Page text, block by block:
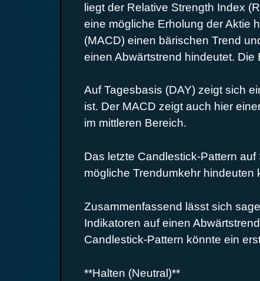
liegt der Relative Strength Index
eine mögliche Erholung der Aktie
(MACD) einen bärischen Trend
einen Abwärtstrend hindeutet.
Auf Tagesbasis (DAY) zeigt sich
ist. Der MACD zeigt auch hier
im mittleren Bereich.
Das letzte Candlestick-Pattern
mögliche Trendumkehr hindeuten
Zusammenfassend lässt sich
Indikatoren auf einen
Candlestick-Pattern könnte ein
**Halten (Neutral)**